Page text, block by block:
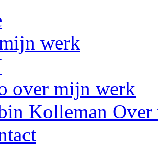
werk
over mijn werk
Kolleman